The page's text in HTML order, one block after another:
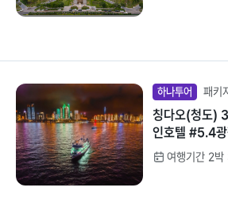
하나투어 패키지
칭다오(청도)
인호텔 #5.4
일정 특식
여행기간 2박